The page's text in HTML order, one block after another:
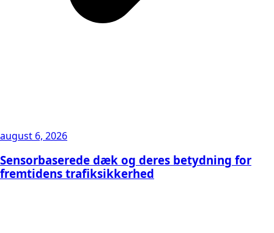
august 6, 2026
Sensorbaserede dæk og deres betydning for
fremtidens trafiksikkerhed